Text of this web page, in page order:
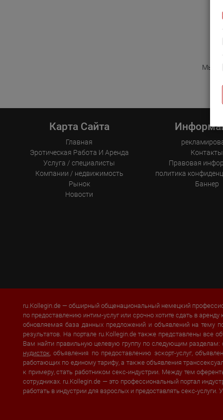
Мы
Карта Сайта
Главная
Эротическая Pабота И Аренда
Услуга / специалисты
Компании / недвижимость
Рынок
Новости
Контакты
Правовая
политика
Баннер
ru.Kollegin.de — обширный общенациональный немецкий
по предоставлению интим-услуг или срочно хотите сдать в
обновляемая база данных предложений и объявлений на тему
результатов. На портале ru.Kollegin.de также представлены
Вам найти правильную целевую группу по следующим
нудисток, объявления по предоставлению эскорт-услуг,
работающих по единому тарифу, а также объявления
к примеру, стать работником секс-индустрии. Между тем
сотрудниках. ru.Kollegin.de — это профессиональный портал
работать в индустрии для взрослых и предоставлять секс-